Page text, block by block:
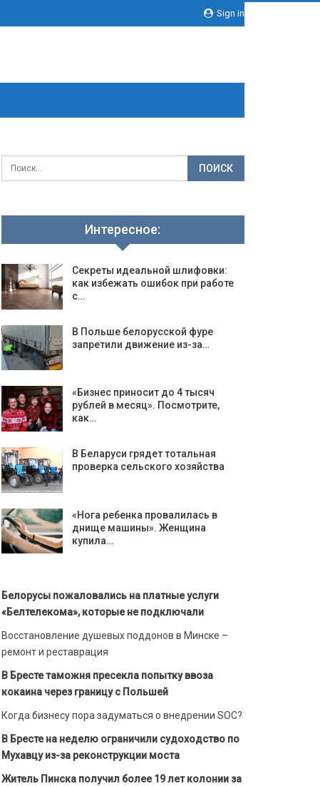
Sign in
Интересное:
Секреты идеальной шлифовки:
как избежать ошибок при работе
с…
В Польше белорусской фуре
запретили движение из-за…
«Бизнес приносит до 4 тысяч
рублей в месяц». Посмотрите,
как…
В Беларуси грядет тотальная
проверка сельского хозяйства
«Нога ребенка провалилась в
днище машины». Женщина
купила…
Белорусы пожаловались на платные услуги
«Белтелекома», которые не подключали
Восстановление душевых поддонов в Минске –
ремонт и реставрация
В Бресте таможня пресекла попытку ввоза
кокаина через границу с Польшей
Когда бизнесу пора задуматься о внедрении SOC?
В Бресте на неделю ограничили судоходство по
Мухавцу из-за реконструкции моста
Житель Пинска получил более 19 лет колонии за